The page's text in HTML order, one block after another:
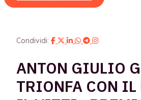
Condividi:
ANTON GIULIO
TRIONFA CON